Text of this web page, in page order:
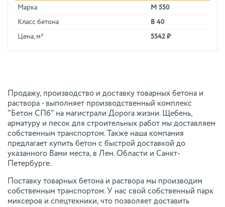
Марка М 550
Класс бетона В 40
Цена, м³ 5542 ₽
Продажу, производство и доставку товарных бетона и
раствора - выполняет производственный комплекс
"Бетон СПб" на магистрали Дорога жизни. Щебень,
арматуру и песок для строительных работ мы доставляем
собственным транспортом. Также наша компания
предлагает купить бетон с быстрой доставкой до
указанного Вами места, в Лен. Области и Санкт-
Петербурге.
Поставку товарных бетона и раствора мы производим
собственным транспортом. У нас свой собственный парк
миксеров и спецтехники, что позволяет доставить